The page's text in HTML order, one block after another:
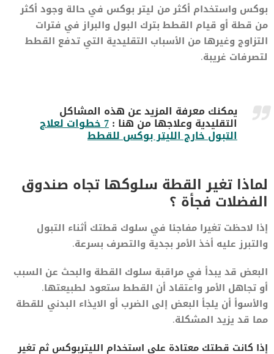
بوكس واستخدام أكثر من ليتر بوكس في حالة وجود أكثر
من قطة أو قيام القطط بترك البول والبراز في فترات
التزاوج وغيرها من الأسباب التقليدية التي تدفع القطط
لتصرفات غريبة.
يمكنك معرفة المزيد عن هذه المشاكل
التقليدية وعلاجها من هنا : 7 خطوات لعلاج
التبول خارج الليتر بوكس للقطط
لماذا تغير القطة سلوكها تجاه صندوق
الفضلات فجأة ؟
إذا لاحظت تغيرا مفاجئا في سلوك قطتك أثناء التبول
والتبرز عليه أخذ الأمر بجدية والتصرف بسرعة.
البعض قد يبدأ في مراقبة سلوك القطة والبحث عن السبب
أو تجاهل الأمر واعتقاد أن القطط ستعود لطبيعتها.
والأسوأ أن يلجأ البعض إلى الضرب أو الايذاء البدني للقطة
مما قد يزيد المشكلة.
إذا كانت قطتك معتادة على استخدام الليتربوكس ثم تغير